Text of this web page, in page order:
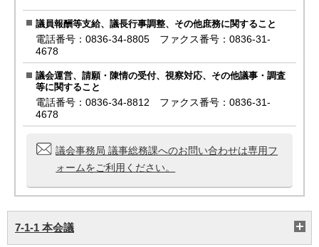
議員報酬等支給、議長行事調整、その他庶務に関すること
電話番号：0836-34-8805 ファクス番号：0836-31-
4678
議会運営、請願・陳情の受付、視察対応、その他議事・調査
等に関すること
電話番号：0836-34-8812 ファクス番号：0836-31-
4678
議会事務局 議事総務課へのお問い合わせは専用フ
ォームをご利用ください。
7-1-1 本会議